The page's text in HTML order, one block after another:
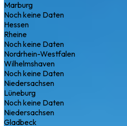
Marburg
Noch keine Daten
Hessen
Rheine
Noch keine Daten
Nordrhein-Westfalen
Wilhelmshaven
Noch keine Daten
Niedersachsen
Lüneburg
Noch keine Daten
Niedersachsen
Gladbeck